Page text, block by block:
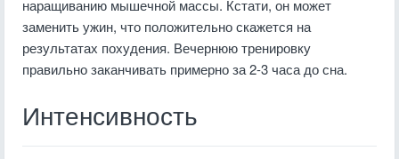
наращиванию мышечной массы. Кстати, он может
заменить ужин, что положительно скажется на
результатах похудения. Вечернюю тренировку
правильно заканчивать примерно за 2-3 часа до сна.
Интенсивность